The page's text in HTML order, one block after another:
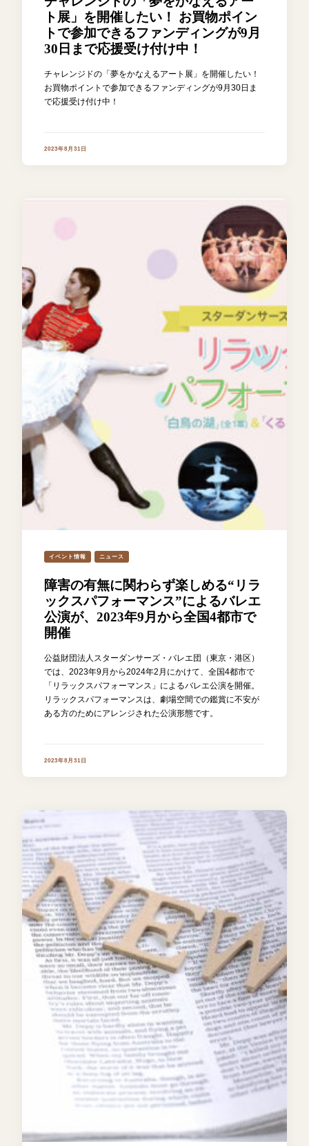
ト展」を開催したい！ お買物ポイン
トで参加できるファンディングが9月
30日まで応援受け付け中！
チャレンジドの「夢をかなえるアート展」を開催したい！
お買物ポイントで参加できるファンディングが9月30日ま
で応援受け付け中！
2023年8月31日
イベント情報 ニュース
障害の有無に関わらず楽しめる“リラ
ックスパフォーマンス”によるバレエ
公演が、2023年9月から全国4都市で
開催
公益財団法人スターダンサーズ・バレエ団（東京・港区）
では、2023年9月から2024年2月にかけて、全国4都市で
「リラックスパフォーマンス」によるバレエ公演を開催。
リラックスパフォーマンスは、劇場空間での鑑賞に不安が
ある方のためにアレンジされた公演形態です。
2023年8月31日